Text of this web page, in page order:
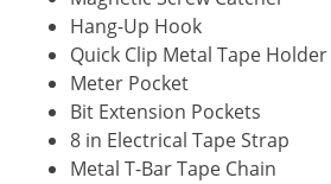
Hang-Up Hook
Quick Clip Metal Tape Holder
Meter Pocket
Bit Extension Pockets
8 in Electrical Tape Strap
Metal T-Bar Tape Chain